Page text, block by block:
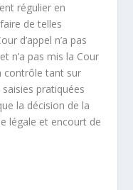
régulier en
de telles
d’appel n’a pas
n’a pas mis la Cour
contrôle tant sur
saisies pratiquées
la décision de la
légale et encourt de